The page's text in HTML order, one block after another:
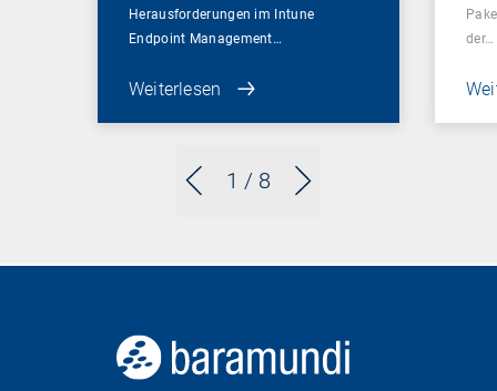
1 / 8
Herausforderungen im Intune
Endpoint Management…
Weiterlesen
der…